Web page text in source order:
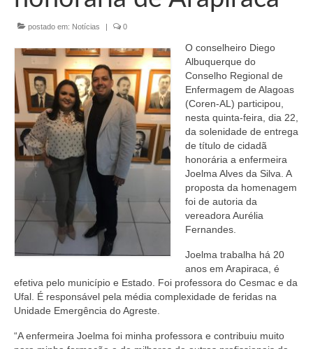
Conselheiros e Diretoria
Câmaras Técnicas
Carta de Serviços ao Cidadão
Governança
Transparência e Prestação de Contas
Eleições
Eleições Triênio 2027-2029
Eleições 2023
Eleições Anteriores
Agenda do presidente
Editais e licitação
Eleições
postado em: Notícias | 0
O conselheiro Diego
Albuquerque do
Conselho Regional de
Enfermagem de Alagoas
(Coren-AL) participou,
nesta quinta-feira, dia 22,
da solenidade de entrega
de título de cidadã
honorária a enfermeira
Joelma Alves da Silva. A
proposta da homenagem
foi de autoria da
vereadora Aurélia
Fernandes.
Joelma trabalha há 20
anos em Arapiraca, é
efetiva pelo município e Estado. Foi professora do Cesmac e da
Ufal. É responsável pela média complexidade de feridas na
Unidade Emergência do Agreste.
“A enfermeira Joelma foi minha professora e contribuiu muito